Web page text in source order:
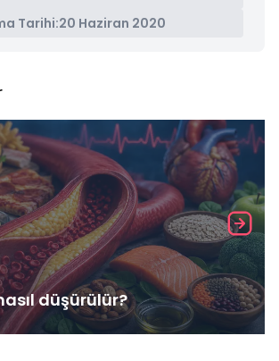
Tarihi:20 Haziran 2020
düşürülür?